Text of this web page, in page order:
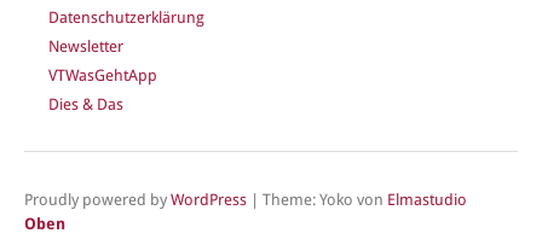
Datenschutzerklärung
Newsletter
VTWasGehtApp
Dies & Das
Proudly powered by WordPress Theme: Yoko von Elmastudio
Oben